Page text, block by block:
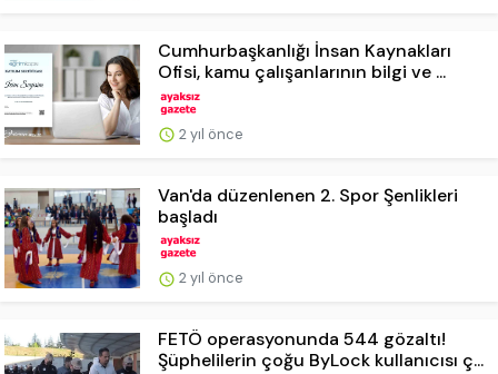
Cumhurbaşkanlığı İnsan Kaynakları
Ofisi, kamu çalışanlarının bilgi ve ...
2 yıl önce
Van'da düzenlenen 2. Spor Şenlikleri
başladı
2 yıl önce
FETÖ operasyonunda 544 gözaltı!
Şüphelilerin çoğu ByLock kullanıcısı ç...